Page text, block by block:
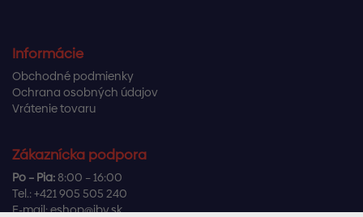
Informácie
Obchodné podmienky
Ochrana osobných údajov
Vrátenie tovaru
Zákaznícka podpora
Po – Pia:8:00 – 16:00
Tel.: +421 905 505 240
E-mail:eshop@ibv.sk